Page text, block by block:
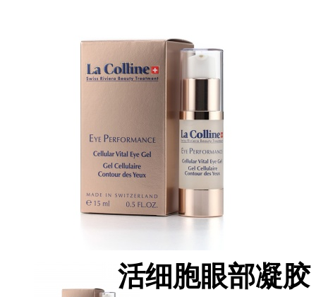
活细胞眼部凝胶